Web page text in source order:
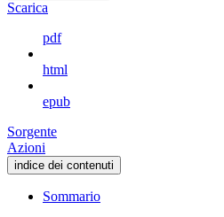
Scarica
pdf
html
epub
Sorgente
Azioni
indice dei contenuti
Sommario